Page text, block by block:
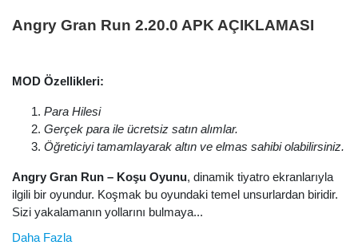
Angry Gran Run 2.20.0 APK AÇIKLAMASI
MOD Özellikleri:
Para Hilesi
Gerçek para ile ücretsiz satın alımlar.
Öğreticiyi tamamlayarak altın ve elmas sahibi olabilirsiniz.
Angry Gran Run – Koşu Oyunu, dinamik tiyatro ekranlarıyla
ilgili bir oyundur. Koşmak bu oyundaki temel unsurlardan biridir.
Sizi yakalamanın yollarını bulmaya...
Daha Fazla